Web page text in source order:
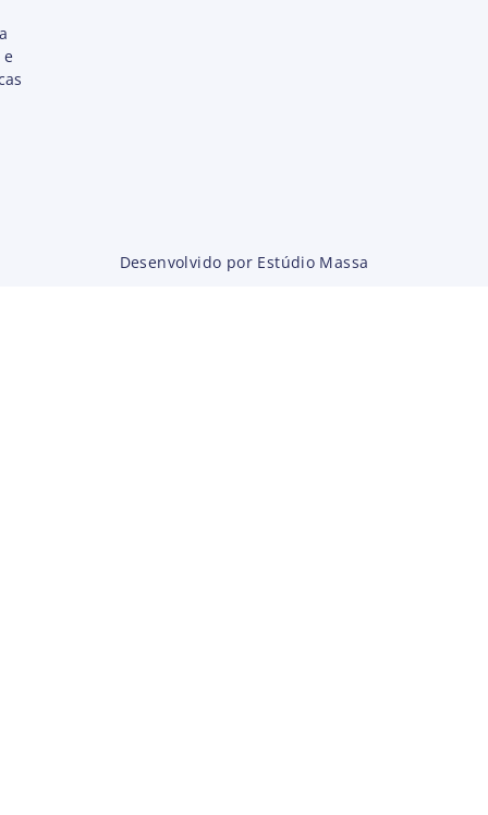
e
Desenvolvido por Estúdio Massa